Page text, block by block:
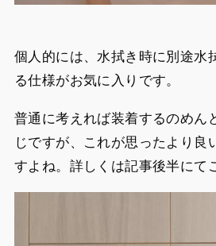
個人的には、水拭き時に別途水
る仕様がお気に入りです。
普通に考えれば装着するのめ
じですが、これが思ったより良
すよね。詳しくは記事後半にて